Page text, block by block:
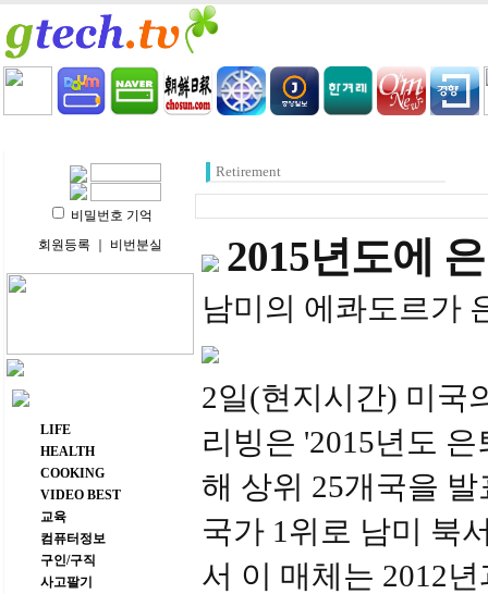
비밀번호 기억
회원등록
비번분실
주요 메뉴
LIFE
HEALTH
COOKING
VIDEO BEST
교육
컴퓨터정보
구인/구직
사고팔기
Retirement
2015년도에
남미의 에콰도르가
2일(현지시간) 미국
리빙은 '2015년도
해 상위 25개국을
국가 1위로 남미 북
서 이 매체는 2012